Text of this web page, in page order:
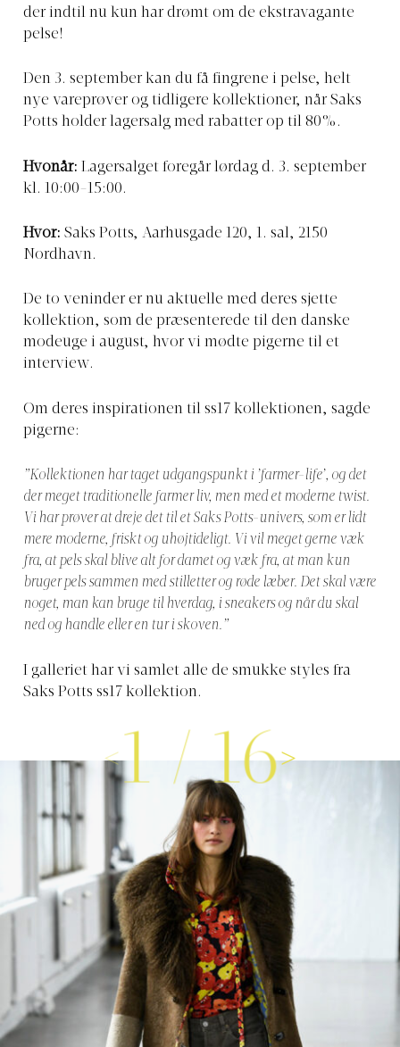
der indtil nu kun har drømt om de ekstravagante
pelse!
Den 3. september kan du få fingrene i pelse, helt
nye vareprøver og tidligere kollektioner, når Saks
Potts holder lagersalg med rabatter op til 80%.
Hvonår: Lagersalget foregår lørdag d. 3. september
kl. 10:00-15:00.
Hvor: Saks Potts, Aarhusgade 120, 1. sal, 2150
Nordhavn.
De to veninder er nu aktuelle med deres sjette
kollektion, som de præsenterede til den danske
modeuge i august, hvor vi mødte pigerne til et
interview.
Om deres inspirationen til ss17 kollektionen, sagde
pigerne:
”Kollektionen har taget udgangspunkt i ’farmer-life’, og det
der meget traditionelle farmer liv, men med et moderne twist.
Vi har prøver at dreje det til et Saks Potts-univers, som er lidt
mere moderne, friskt og uhøjtideligt. Vi vil meget gerne væk
fra, at pels skal blive alt for damet og væk fra, at man kun
bruger pels sammen med stilletter og røde læber. Det skal være
noget, man kan bruge til hverdag, i sneakers og når du skal
ned og handle eller en tur i skoven.”
I galleriet har vi samlet alle de smukke styles fra
Saks Potts ss17 kollektion.
1 /16